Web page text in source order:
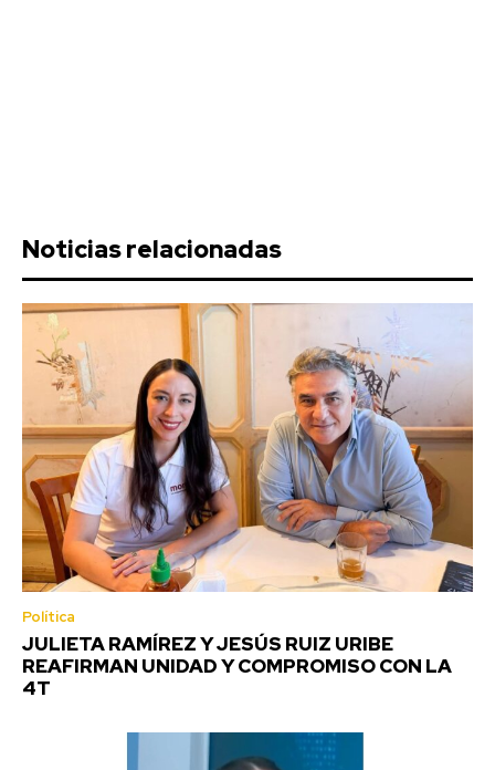
Noticias relacionadas
Política
JULIETA RAMÍREZ Y JESÚS RUIZ URIBE
REAFIRMAN UNIDAD Y COMPROMISO CON LA
4T